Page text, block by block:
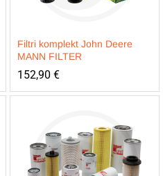
Filtri komplekt John Deere
MANN FILTER
152,90 €